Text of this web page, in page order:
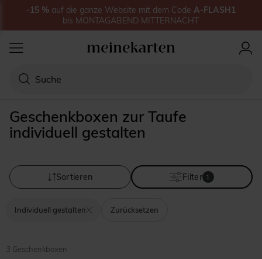
Geschenkboxen zur Taufe
individuell gestalten
Sortieren Filter 1
Individuell gestalten Zurücksetzen
3 Geschenkboxen
-15 % auf die ganze Website mit dem Code A-FLASH1
bis MONTAGABEND MITTERNACHT